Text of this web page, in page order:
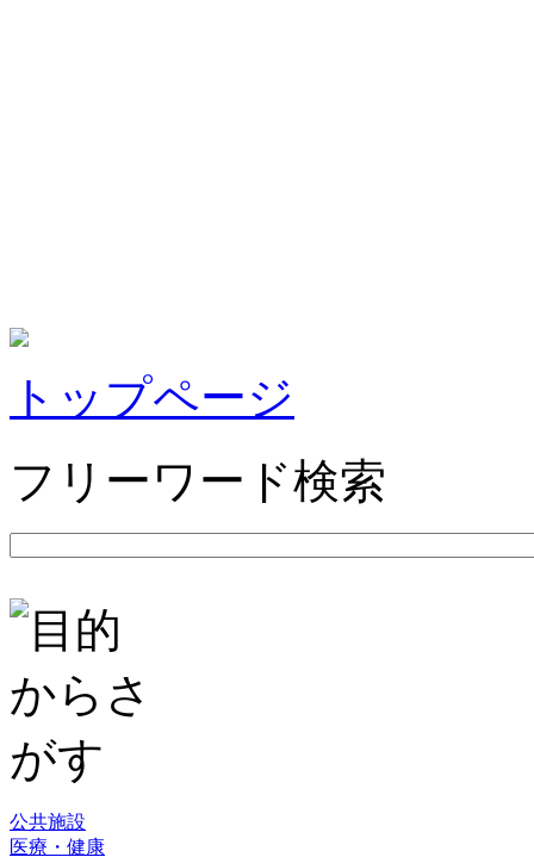
トップページ
フリーワード検索
公共施設
医療・健康